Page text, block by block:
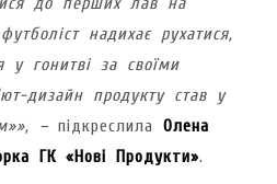
надихає рухатися,
у гонитві за своїми
дизайн продукту став у
– підкреслила Олена
ГК «Нові Продукти».